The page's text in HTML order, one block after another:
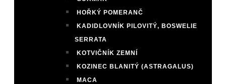
HOŘKÝ POMERANČ
KADIDLOVNÍK PILOVITÝ, BOSWELIE
SERRATA
KOTVIČNÍK ZEMNÍ
KOZINEC BLANITÝ (ASTRAGALUS)
MACA